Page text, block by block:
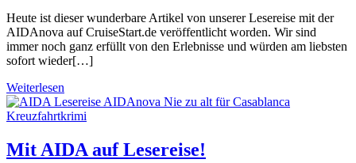
Heute ist dieser wunderbare Artikel von unserer Lesereise mit der
AIDAnova auf CruiseStart.de veröffentlicht worden. Wir sind
immer noch ganz erfüllt von den Erlebnisse und würden am liebsten
sofort wieder[…]
Weiterlesen
Mit AIDA auf Lesereise!